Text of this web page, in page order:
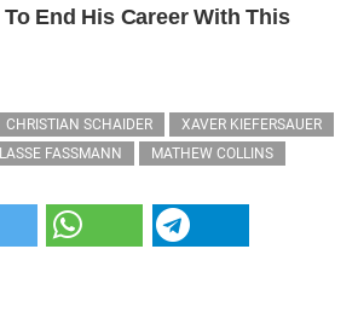
CHRISTIAN SCHAIDER
XAVER KIEFERSAUER
LASSE FASSMANN MATHEW COLLINS